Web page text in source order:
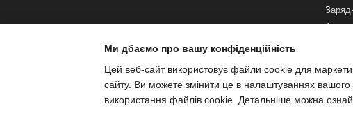
Ми дбаємо про вашу конфіденційність
Цей веб-сайт використовує файли cookie для
сайту. Ви можете змінити це в налаштуваннях
використання файлів cookie. Детальніше можна